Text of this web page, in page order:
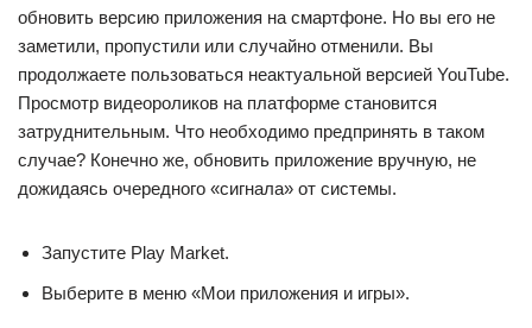
обновить версию приложения на смартфоне. Но вы его не
заметили, пропустили или случайно отменили. Вы
продолжаете пользоваться неактуальной версией YouTube.
Просмотр видеороликов на платформе становится
затруднительным. Что необходимо предпринять в таком
случае? Конечно же, обновить приложение вручную, не
дожидаясь очередного «сигнала» от системы.
Запустите Play Market.
Выберите в меню «Мои приложения и игры».